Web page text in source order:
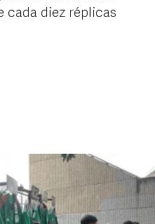
cada diez réplicas